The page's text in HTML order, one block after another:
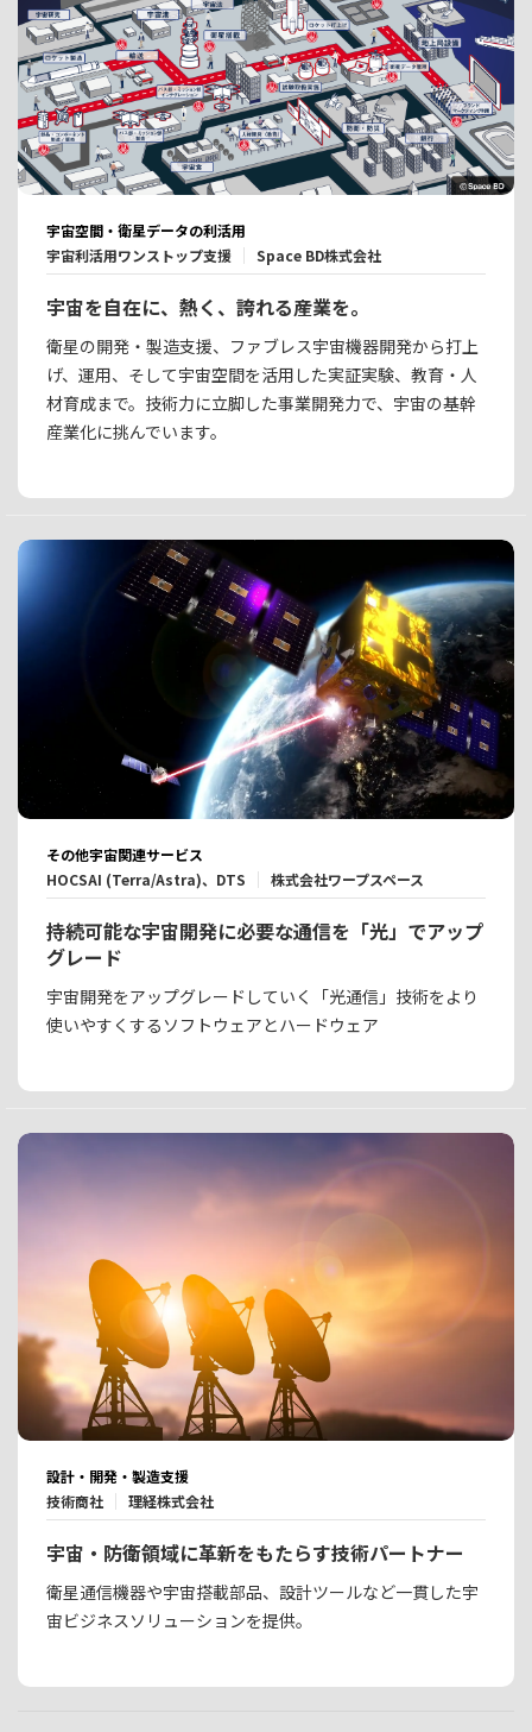
宇宙空間・衛星データの利活用
宇宙利活用ワンストップ支援
Space BD株式会社
宇宙を自在に、熱く、誇れる産業を。
衛星の開発・製造支援、ファブレス宇宙機器開発から打上
げ、運用、そして宇宙空間を活用した実証実験、教育・人
材育成まで。技術力に立脚した事業開発力で、宇宙の基幹
産業化に挑んでいます。
その他宇宙関連サービス
HOCSAI (Terra/Astra)、DTS
株式会社ワープスペース
持続可能な宇宙開発に必要な通信を「光」でアップ
グレード
宇宙開発をアップグレードしていく「光通信」技術をより
使いやすくするソフトウェアとハードウェア
設計・開発・製造支援
技術商社
理経株式会社
宇宙・防衛領域に革新をもたらす技術パートナー
衛星通信機器や宇宙搭載部品、設計ツールなど一貫した宇
宙ビジネスソリューションを提供。